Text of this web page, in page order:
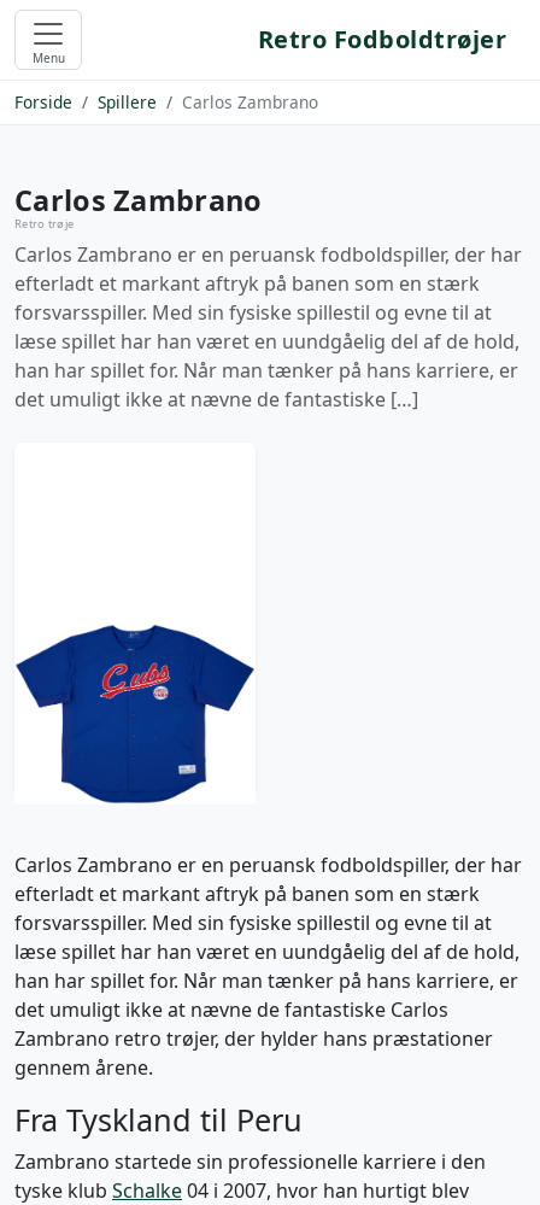
Menu
Retro Fodboldtrøjer
Forside Spillere Carlos Zambrano
Carlos Zambrano
Retro trøje
Carlos Zambrano er en peruansk fodboldspiller, der har
efterladt et markant aftryk på banen som en stærk
forsvarsspiller. Med sin fysiske spillestil og evne til at
læse spillet har han været en uundgåelig del af de hold,
han har spillet for. Når man tænker på hans karriere, er
det umuligt ikke at nævne de fantastiske […]
2010-11 Chicago Cubs
Zambrano #38 True
Fan Jersey - 7/10 -
(XXL)
418 kr / £47.99
Carlos Zambrano er en peruansk fodboldspiller, der har
efterladt et markant aftryk på banen som en stærk
forsvarsspiller. Med sin fysiske spillestil og evne til at
læse spillet har han været en uundgåelig del af de hold,
han har spillet for. Når man tænker på hans karriere, er
det umuligt ikke at nævne de fantastiske Carlos
Zambrano retro trøjer, der hylder hans præstationer
gennem årene.
Fra Tyskland til Peru
Zambrano startede sin professionelle karriere i den
tyske klub Schalke04 i 2007, hvor han hurtigt blev